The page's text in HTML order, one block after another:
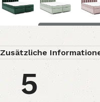
Zusätzliche
5